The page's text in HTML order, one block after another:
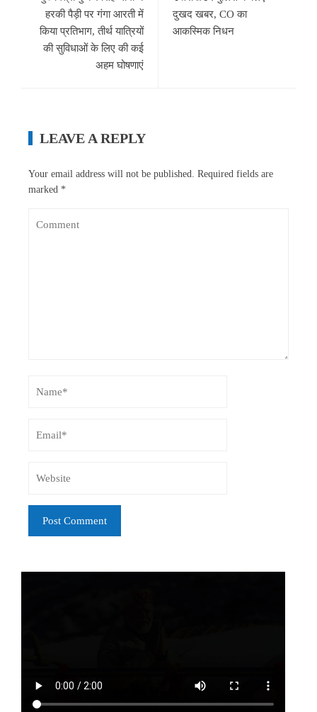
हरकी पैड़ी पर गंगा आरती में
किया प्रतिभाग, तीर्थ यात्रियों
की सुविधाओं के लिए की कई
अहम घोषणाएं
दुखद खबर, CO का
आकस्मिक निधन
LEAVE A REPLY
Your email address will not be published. Required fields are
marked *